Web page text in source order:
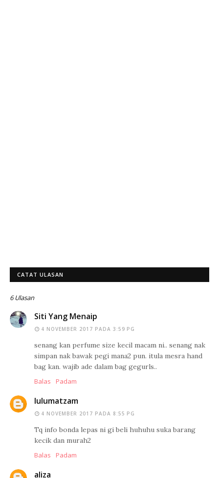
CATAT ULASAN
6 Ulasan
Siti Yang Menaip
4 NOVEMBER 2017 PADA 3:59 PG
senang kan perfume size kecil macam ni.. senang nak
simpan nak bawak pegi mana2 pun. itula mesra hand
bag kan. wajib ade dalam bag gegurls..
Balas
Padam
lulumatzam
4 NOVEMBER 2017 PADA 8:55 PG
Tq info bonda lepas ni gi beli huhuhu suka barang
kecik dan murah2
Balas
Padam
aliza